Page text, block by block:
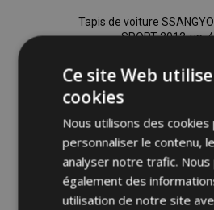
Tapis de voiture
SPORT 2012-up,
Ce site Web
cookies
Nous utilisons des cookies
personnaliser le contenu,
analyser notre trafic.
également des
utilisation de notre site